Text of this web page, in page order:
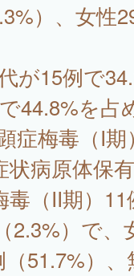
）、女性
が15例で
44.8%を占
症梅毒（I期
状病原体保
（II期）11
2.3%）で、
51.7%）、